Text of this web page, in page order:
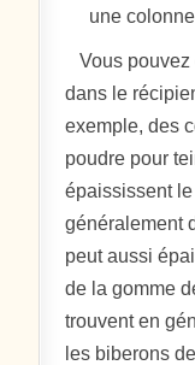
une colonne
Vous
dans le
exemple, des
poudre pour
épaississent
généralement
peut aussi
de la gomme
trouvent en
les biberons